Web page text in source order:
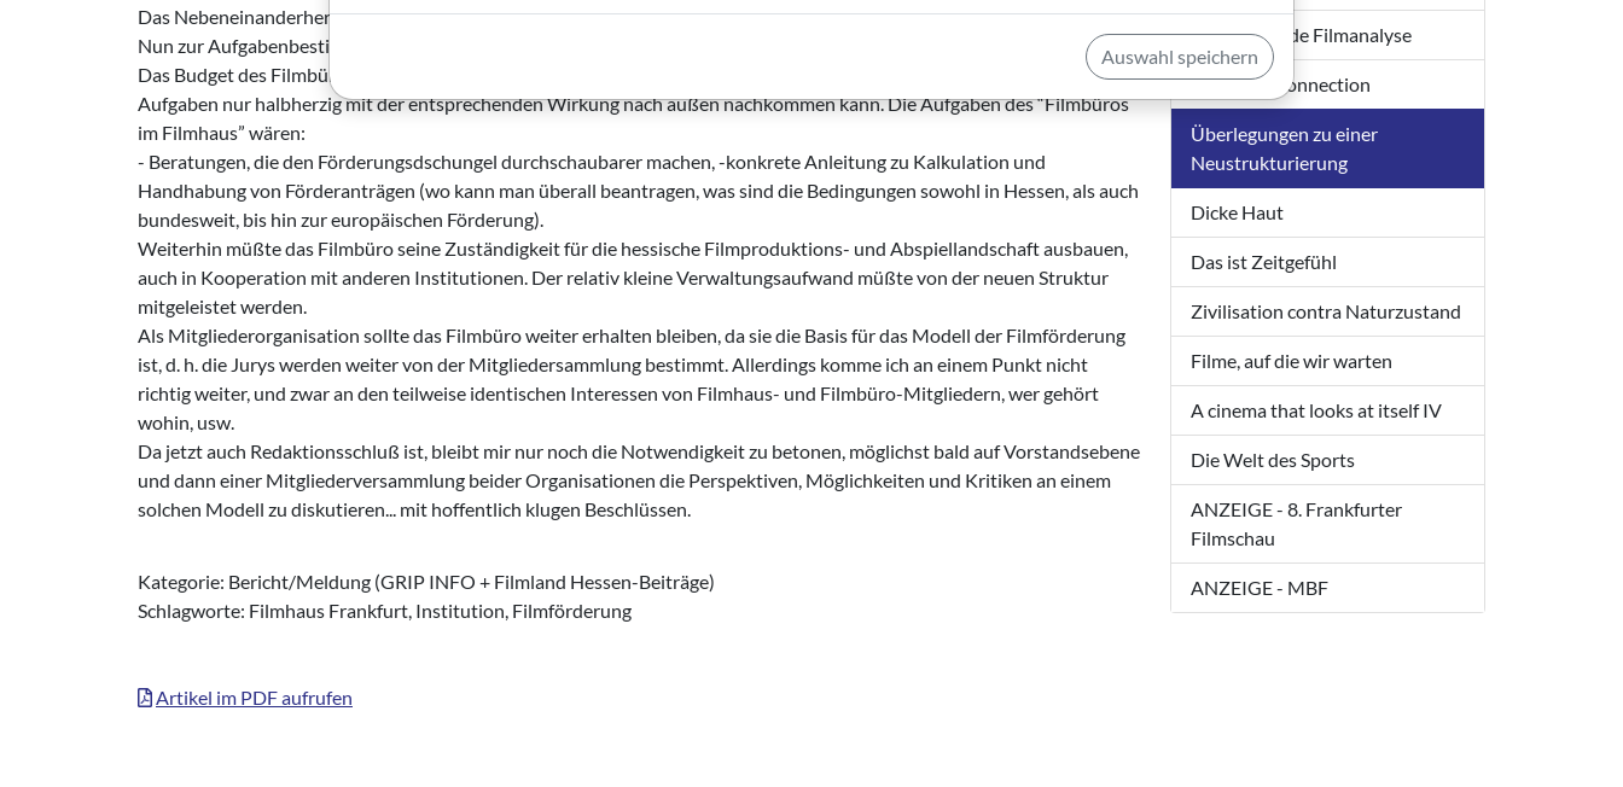
Das Nebeneinanderherarbeiten der Büros behindert eher eine Übersichtlichkeit.
Nun zur Aufgabenbestimmung des Filmbüros im neuen Modell:
Das Budget des Filmbüros besteht einzig und allein aus seinen Mitgliedsbeiträgen. Dies hat zur Folge, daß es seinen
Aufgaben nur halbherzig mit der entsprechenden Wirkung nach außen nachkommen kann. Die Aufgaben des “Filmbüros
im Filmhaus” wären:
- Beratungen, die den Förderungsdschungel durchschaubarer machen, -konkrete Anleitung zu Kalkulation und
Handhabung von Förderanträgen (wo kann man überall beantragen, was sind die Bedingungen sowohl in Hessen, als auch
bundesweit, bis hin zur europäischen Förderung).
Weiterhin müßte das Filmbüro seine Zuständigkeit für die hessische Filmproduktions- und Abspiellandschaft ausbauen,
auch in Kooperation mit anderen Institutionen. Der relativ kleine Verwaltungsaufwand müßte von der neuen Struktur
mitgeleistet werden.
Als Mitgliederorganisation sollte das Filmbüro weiter erhalten bleiben, da sie die Basis für das Modell der Filmförderung
ist, d. h. die Jurys werden weiter von der Mitgliedersammlung bestimmt. Allerdings komme ich an einem Punkt nicht
richtig weiter, und zwar an den teilweise identischen Interessen von Filmhaus- und Filmbüro-Mitgliedern, wer gehört
wohin, usw.
Da jetzt auch Redaktionsschluß ist, bleibt mir nur noch die Notwendigkeit zu betonen, möglichst bald auf Vorstandsebene
und dann einer Mitgliederversammlung beider Organisationen die Perspektiven, Möglichkeiten und Kritiken an einem
solchen Modell zu diskutieren... mit hoffentlich klugen Beschlüssen.
Kategorie: Bericht/Meldung (GRIP INFO + Filmland Hessen-Beiträge)
Schlagworte: Filmhaus Frankfurt, Institution, Filmförderung
Artikel im PDF aufrufen
Vergleichende Filmanalyse
Hamburg Connection
Überlegungen zu einer
Neustrukturierung
Dicke Haut
Das ist Zeitgefühl
Zivilisation contra Naturzustand
Filme, auf die wir warten
A cinema that looks at itself IV
Die Welt des Sports
ANZEIGE - 8. Frankfurter
Filmschau
ANZEIGE - MBF
Auswahl speichern